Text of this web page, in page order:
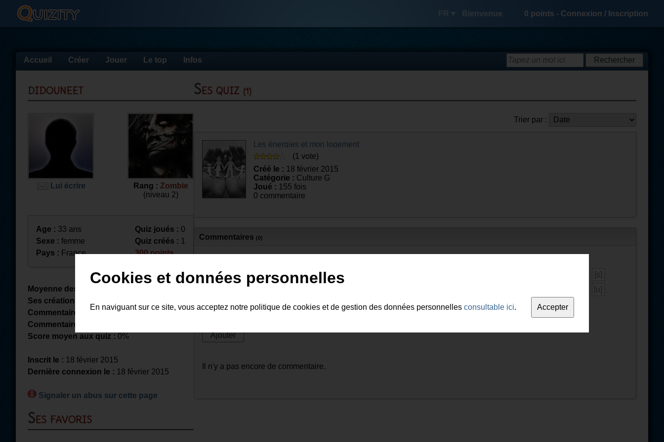
FR ▾ Bienvenue 0 points - Connexion / Inscription
Accueil Créer Jouer Le top Infos
didouneet
Lui écrire Rang : Zombie
(niveau 2)
Age : 33 ans
Sexe : femme
Pays : France
Quiz joués : 0
Quiz créés : 1
300 points
Moyenne des notes reçues :
Ses créations totalisent :
Commentaires reçus :0
Commentaires déposés
Score moyen aux quiz : 0%
Inscrit le : 18 février 2015
Dernière connexion le : 18 février 2015
Signaler un abus sur cette page
Ses favoris
Ses quiz (1)
Trier par :
Les énergies et mon logement
(1 vote)
Créé le : 18 février 2015
Catégorie : Culture G
Joué : 155 fois
0 commentaire
Commentaires (0)
[s]
[u]
Il n'y a pas encore de commentaire.
Cookies et données personnelles
En naviguant sur ce site, vous acceptez notre politique de cookies et de gestion des données personnelles consultable ici.